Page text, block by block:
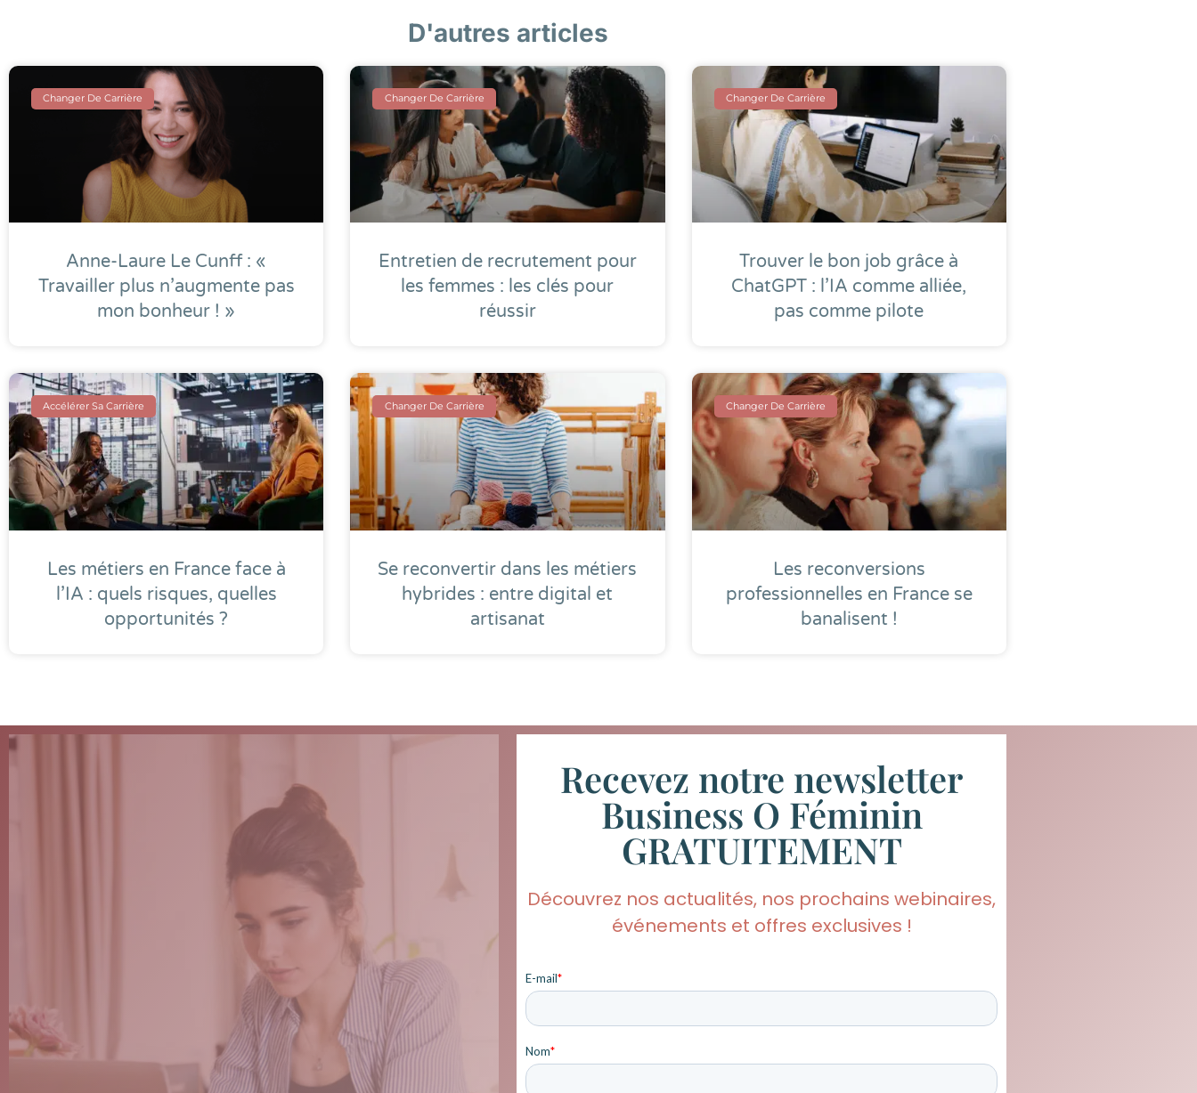
D'autres articles
Changer De Carrière
Anne-Laure Le Cunff : «
Travailler plus n’augmente pas
mon bonheur ! »
Changer De Carrière
Entretien de recrutement pour
les femmes : les clés pour
réussir
Changer De Carrière
Trouver le bon job grâce à
ChatGPT : l’IA comme alliée,
pas comme pilote
Accélérer Sa Carrière
Les métiers en France face à
l’IA : quels risques, quelles
opportunités ?
Changer De Carrière
Se reconvertir dans les métiers
hybrides : entre digital et
artisanat
Changer De Carrière
Les reconversions
professionnelles en France se
banalisent !
Recevez notre newsletter
Business O Féminin
GRATUITEMENT
Découvrez nos actualités, nos prochains webinaires,
événements et offres exclusives !